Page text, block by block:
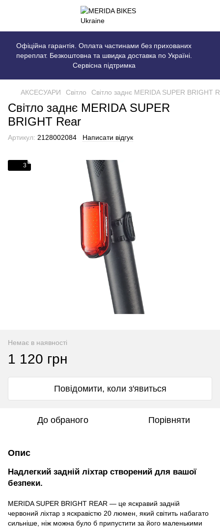
Офіційна гарантія. Оплата частинами без прихованих
переплат. Безкоштовна та швидка доставка по Україні.
Сервісна підтримка
АКСЕСУАРИ Світло Світло заднє MERIDA SUPER BRIGHT
Світло заднє MERIDA SUPER
BRIGHT Rear
Артикул: 2128002084 Написати відгук
3
Немає в наявності
1 120 грн
Повідомити, коли з'явиться
До обраного Порівняти
Опис
Надлегкий задній ліхтар створений для вашої
безпеки.
MERIDA SUPER BRIGHT REAR — це яскравий задній
червоний ліхтар з яскравістю 20 люмен, який світить набагато
сильніше, ніж можна було б припустити за його маленькими